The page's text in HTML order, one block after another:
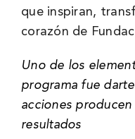
que inspiran,
corazón de
Uno de los
programa fue
acciones
resultados